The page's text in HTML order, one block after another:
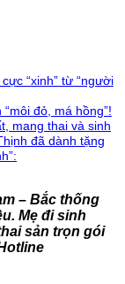
“xinh” từ “người
đỏ, má hồng”!
mang thai và sinh
đã dành tặng
– Bắc thống
Mẹ đi sinh
sản trọn gói